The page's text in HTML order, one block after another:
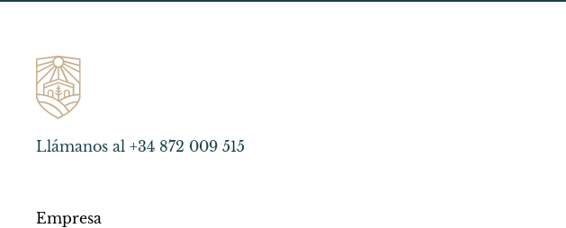
Llámanos al +34 872 009 515
Empresa